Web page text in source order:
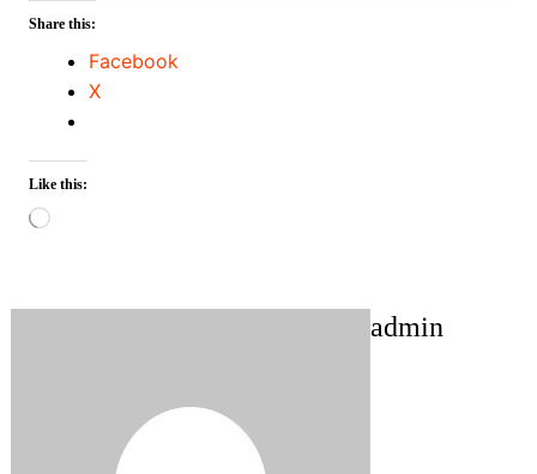
Share this:
Facebook
X
Like this:
Loading…
admin